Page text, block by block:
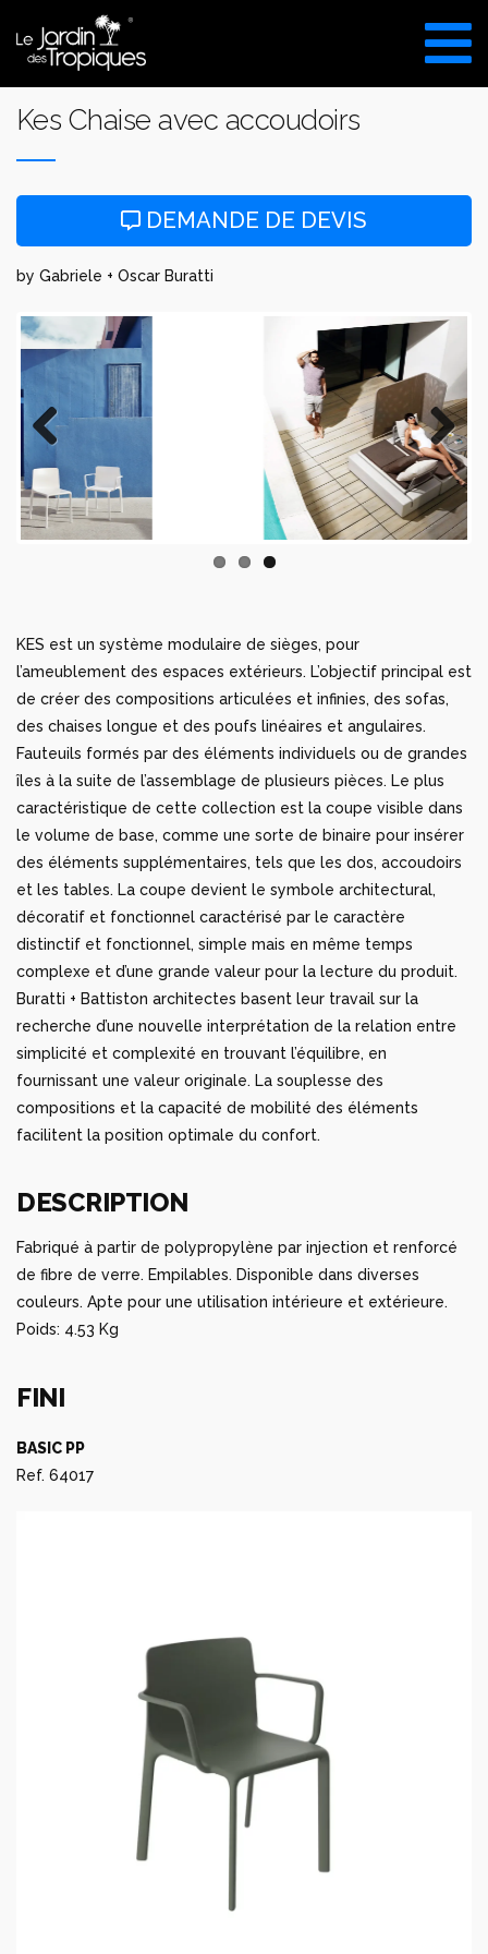
contenu
Kes Chaise avec accoudoirs
DEMANDE DE DEVIS
by Gabriele + Oscar Buratti
Previous Next
KES est un système modulaire de sièges, pour
l’ameublement des espaces extérieurs. L’objectif principal est
de créer des compositions articulées et infinies, des sofas,
des chaises longue et des poufs linéaires et angulaires.
Fauteuils formés par des éléments individuels ou de grandes
îles à la suite de l’assemblage de plusieurs pièces. Le plus
caractéristique de cette collection est la coupe visible dans
le volume de base, comme une sorte de binaire pour insérer
des éléments supplémentaires, tels que les dos, accoudoirs
et les tables. La coupe devient le symbole architectural,
décoratif et fonctionnel caractérisé par le caractère
distinctif et fonctionnel, simple mais en même temps
complexe et d’une grande valeur pour la lecture du produit.
Buratti + Battiston architectes basent leur travail sur la
recherche d’une nouvelle interprétation de la relation entre
simplicité et complexité en trouvant l’équilibre, en
fournissant une valeur originale. La souplesse des
compositions et la capacité de mobilité des éléments
facilitent la position optimale du confort.
DESCRIPTION
Fabriqué à partir de polypropylène par injection et renforcé
de fibre de verre. Empilables. Disponible dans diverses
couleurs. Apte pour une utilisation intérieure et extérieure.
Poids: 4.53 Kg
FINI
BASIC PP
Ref. 64017